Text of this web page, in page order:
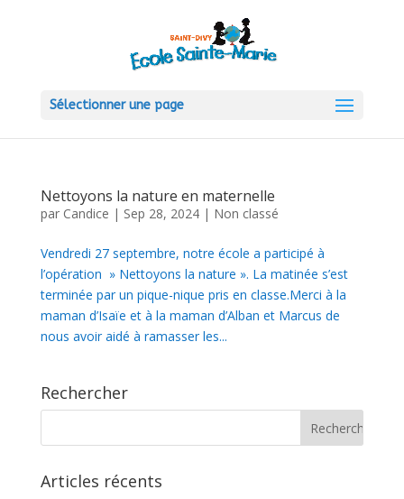
Sélectionner une page
Nettoyons la nature en maternelle
par Candice | Sep 28, 2024| Non classé
Vendredi 27 septembre, notre école a participé à
l’opération » Nettoyons la nature ». La matinée s’est
terminée par un pique-nique pris en classe.Merci à la
maman d’Isaïe et à la maman d’Alban et Marcus de
nous avoir aidé à ramasser les...
Rechercher
Articles récents